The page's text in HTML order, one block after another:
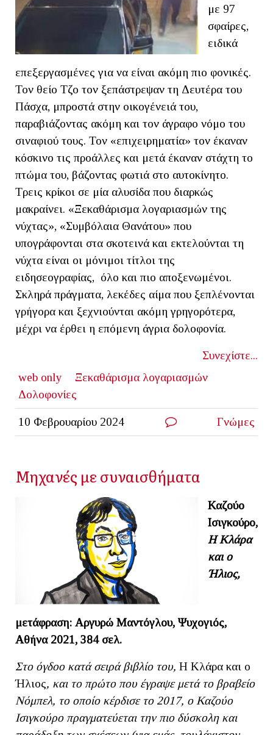
με 97
σφαίρες,
ειδικά
επεξεργασμένες για να είναι ακόμη πιο φονικές.
Τον θείο Τζο τον ξεπάστρεψαν τη Δευτέρα του
Πάσχα, μπροστά στην οικογένειά του,
παραβιάζοντας ακόμη και τον άγραφο νόμο του
σιναφιού τους. Τον «επιχειρηματία» τον έκαναν
κόσκινο τις προάλλες και μετά έκαναν στάχτη το
πτώμα του, βάζοντας φωτιά στο αυτοκίνητο.
Τρεις κρίκοι σε μία αλυσίδα που διαρκώς
μακραίνει. «Ξεκαθάρισμα λογαριασμών της
νύχτας», «Συμβόλαια Θανάτου» που
υπογράφονται στα σκοτεινά και εκτελούνται τη
νύχτα είναι οι μόνιμοι τίτλοι της
ειδησεογραφίας, όλο και πιο αποξενωμένοι.
Σκληρά πράγματα, λεκέδες αίμα που ξεπλένονται
γρήγορα και ξεχνιούνται ακόμη γρηγορότερα,
μέχρι να έρθει η επόμενη άγρια δολοφονία.
Συνεχίστε...
web only
Ξεκαθάρισμα λογαριασμών
Δολοφονίες
10 Φεβρουαρίου 2024 Γνώμες
Μηχανές με συναισθήματα
Καζούο
Ισιγκούρο,
Η Κλάρα
και ο
Ήλιος,
μετάφραση: Αργυρώ Μαντόγλου,Ψυχογιός,
Αθήνα 2021, 384 σελ.
Στο όγδοο κατά σειρά βιβλίο του, Η Κλάρα και ο
Ήλιος, και το πρώτο που έγραψε μετά το βραβείο
Νόμπελ, το οποίο κέρδισε το 2017, ο Καζούο
Ισιγκούρο πραγματεύεται την πιο δύσκολη και